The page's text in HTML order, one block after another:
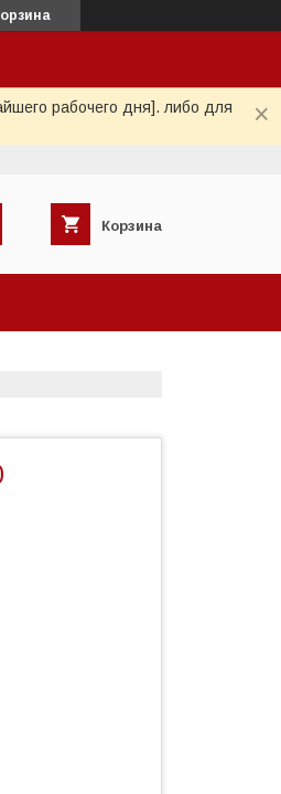
рабочего дня]. либо для
Корзина